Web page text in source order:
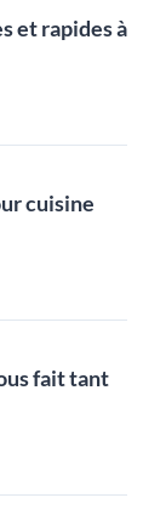
et rapides à
cuisine
fait tant